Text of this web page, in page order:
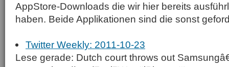
AppStore-Downloads die wir hier bereits
haben. Beide Applikationen sind die sonst
Twitter Weekly: 2011-10-23
Lese gerade: Dutch court throws out